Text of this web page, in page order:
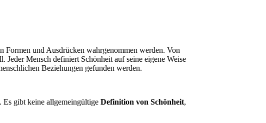
Formen und Ausdrücken wahrgenommen werden. Von
Mensch definiert Schönheit auf seine eigene Weise
Beziehungen gefunden werden.
Es gibt keine allgemeingültige Definition von Schönheit,